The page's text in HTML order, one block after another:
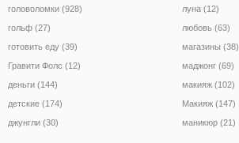
головоломки (928)
гольф (27)
готовить еду (39)
Гравити Фолс (12)
деньги (144)
детские (174)
джунгли (30)
луна (12)
любовь (63)
магазины (38)
маджонг (69)
макияж (102)
Макияж (147)
маникюр (21)